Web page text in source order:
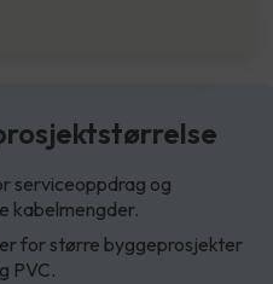
serviceoppdrag og
kabelmengder.
for større byggeprosjekter
PVC.